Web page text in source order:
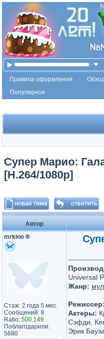
Правила оформления
Популярное
Супер Марио:
[H.264/1080p]
Автор
mrkino ®
Стаж: 2 года 5 мес.
Сообщений: 8
Ratio: 500.149
Поблагодарили:
5680
Universal
Жанр:
Режиссер:
Актеры:
Сэфди,
Эрик Бауза